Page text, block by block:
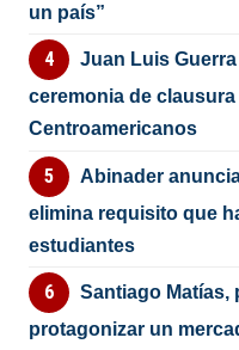
un país”
Juan Luis
ceremonia de
Centroamericanos
Abinader
elimina requisito que
estudiantes
Santiago Matías,
protagonizar un